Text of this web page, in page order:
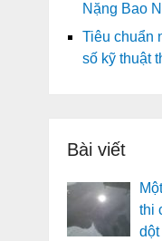
Nặng Bao
Tiêu chuẩn
số kỹ thuật
Bài viết
thi
dột